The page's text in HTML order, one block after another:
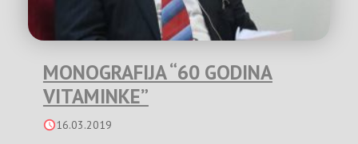
MONOGRAFIJA “60 GODINA
VITAMINKE”
16.03.2019